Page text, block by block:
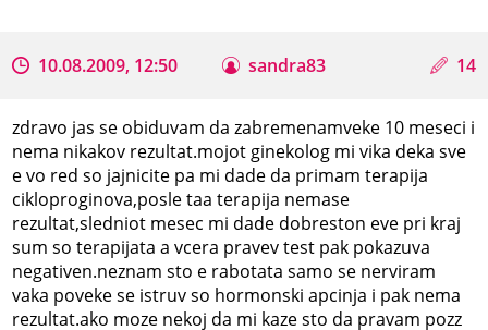
10.08.2009, 12:50 sandra83 14
zdravo jas se obiduvam da zabremenamveke 10 meseci i
nema nikakov rezultat.mojot ginekolog mi vika deka sve
e vo red so jajnicite pa mi dade da primam terapija
cikloproginova,posle taa terapija nemase
rezultat,sledniot mesec mi dade dobreston eve pri kraj
sum so terapijata a vcera pravev test pak pokazuva
negativen.neznam sto e rabotata samo se nerviram
vaka poveke se istruv so hormonski apcinja i pak nema
rezultat.ako moze nekoj da mi kaze sto da pravam pozz